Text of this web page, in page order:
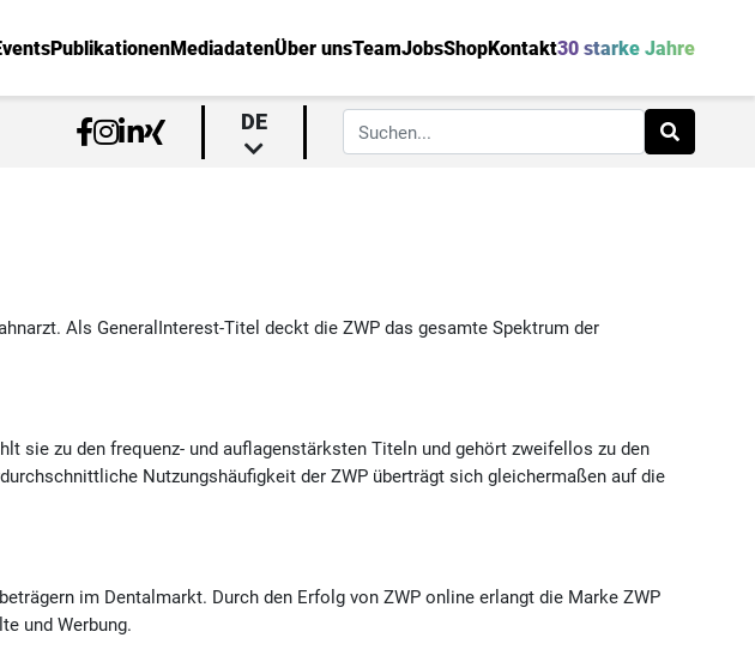
PublikationenMediadatenÜber unsTeamJobsShopKontakt30 starke Jahre
DE
Als GeneralInterest-Titel deckt die ZWP das gesamte Spektrum der
sie zu den frequenz- und auflagenstärksten Titeln und gehört zweifellos zu den
Nutzungshäufigkeit der ZWP überträgt sich gleichermaßen auf die
im Dentalmarkt. Durch den Erfolg von ZWP online erlangt die Marke ZWP
und Werbung.